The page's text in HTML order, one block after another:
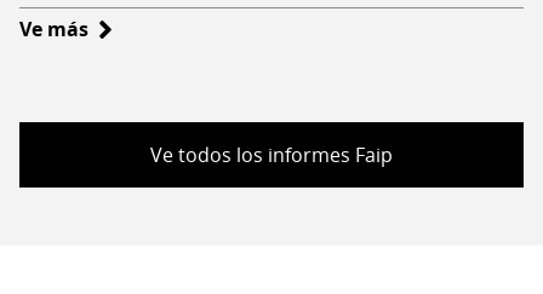
Ve más sobre
FAIP
Ve todos los informes Faip